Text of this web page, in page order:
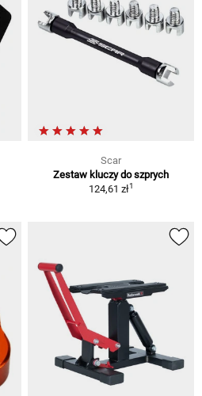
Scar
Zestaw kluczy do szprych
124,61 zł1